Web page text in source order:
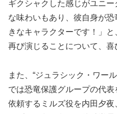
ギクシャクした感じがユニ
な味わいもあり、彼自身が
きなキャラクターです！」
再び演じることについて、喜
また、“ジュラシック・ワー
では恐竜保護グループの代
依頼するミルズ役を内田夕夜